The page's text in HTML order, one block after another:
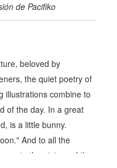
de Pacifiko
beloved by
the quiet poetry of
illustrations combine to
of the day. In a great
is a little bunny.
And to all the
the picture of the